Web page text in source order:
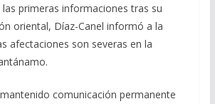
primeras informaciones tras su
oriental, Díaz-Canel informó a la
afectaciones son severas en la
comunicación permanente